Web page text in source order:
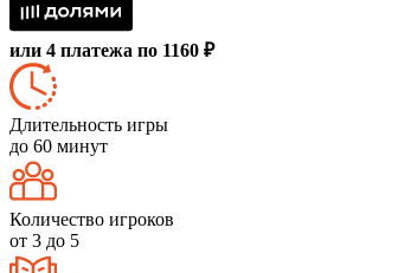
или 4 платежа по 1160 ₽
Длительность игры
до 60 минут
Количество игроков
от 3 до 5